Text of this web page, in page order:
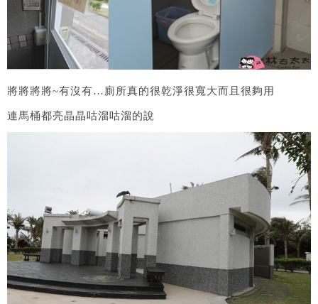
將將將將~有沒有…廁所真的很乾淨很寬大而且很夠用
連馬桶都亮晶晶咕溜咕溜的說